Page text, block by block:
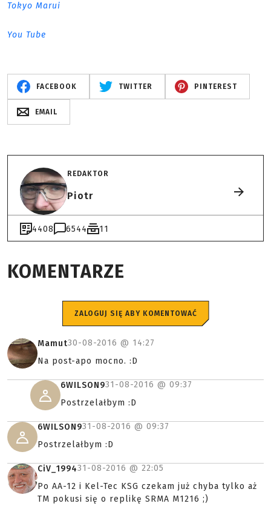
Tokyo Marui
You Tube
FACEBOOK TWITTER PINTEREST
EMAIL
REDAKTOR
Piotr
4408 6544 11
KOMENTARZE
ZALOGUJ SIĘ ABY KOMENTOWAĆ
Mamut30-08-2016 @ 14:27
Na post-apo mocno. :D
6WILSON931-08-2016 @ 09:37
Postrzelałbym :D
6WILSON931-08-2016 @ 09:37
Postrzelałbym :D
CiV_199431-08-2016 @ 22:05
Po AA-12 i Kel-Tec KSG czekam już chyba tylko aż
TM pokusi się o replikę SRMA M1216 ;)